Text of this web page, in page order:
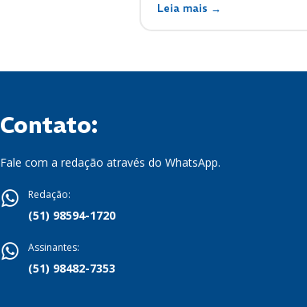
Leia mais →
Contato:
Fale com a redação através do WhatsApp.
Redação:
(51) 98594-1720
Assinantes:
(51) 98482-7353